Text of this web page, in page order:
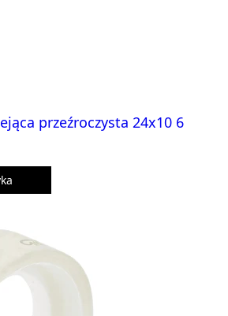
przeźroczysta 24x10 6